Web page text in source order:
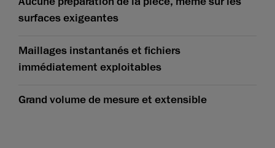
surfaces exigeantes
Maillages instantanés et fichiers
immédiatement exploitables
Grand volume de mesure et extensible